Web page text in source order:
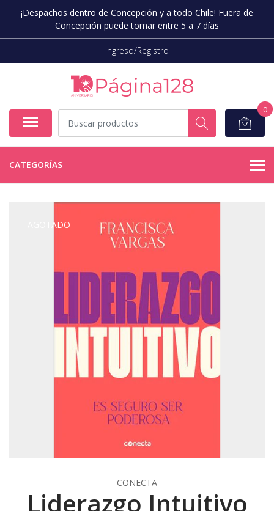
¡Despachos dentro de Concepción y a todo Chile! Fuera de
Concepción puede tomar entre 5 a 7 días
Ingreso/Registro
0
CATEGORÍAS
AGOTADO
CONECTA
Liderazgo Intuitivo